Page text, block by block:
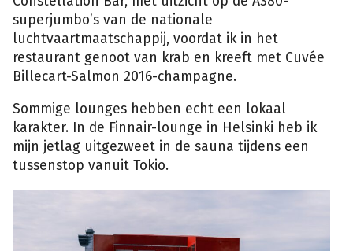
superjumbo’s van de nationale
luchtvaartmaatschappij, voordat ik in het
restaurant genoot van krab en kreeft met Cuvée
Billecart-Salmon 2016-champagne.
Sommige lounges hebben echt een lokaal
karakter. In de Finnair-lounge in Helsinki heb ik
mijn jetlag uitgezweet in de sauna tijdens een
tussenstop vanuit Tokio.